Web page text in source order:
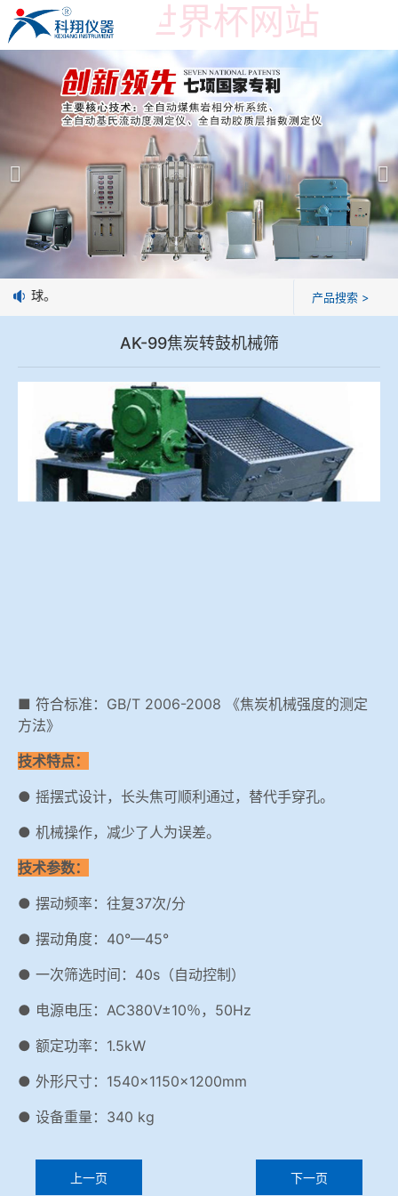
在线购买世界杯网站
在线购买世界杯网站
产品展示 ＞
焦炭高温性能检测系统
焦化行业检测及优化配煤设备
球团矿/烧结矿/块矿高温冶金性能检测系统
烧结/球团优化配矿研究设备
高炉配吹煤检测设备
冶金渣、保护渣等高温物性检测设备
冶金石灰活性度测定仪
公司简介
在线购买世界杯网站
企业业绩
技术交流
标准下载
企业荣誉
在线购买世界杯网站
焦球。 产品搜索 >
AK-99焦炭转鼓机械筛
■ 符合标准：GB/T 2006-2008 《焦炭机械强度的测定
方法》
技术特点：
● 摇摆式设计，长头焦可顺利通过，替代手穿孔。
● 机械操作，减少了人为误差。
技术参数：
● 摆动频率：往复37次/分
● 摆动角度：40°—45°
● 一次筛选时间：40s（自动控制）
● 电源电压：AC380V±10％，50Hz
● 额定功率：1.5kW
● 外形尺寸：1540×1150×1200mm
● 设备重量：340 kg
上一页 下一页